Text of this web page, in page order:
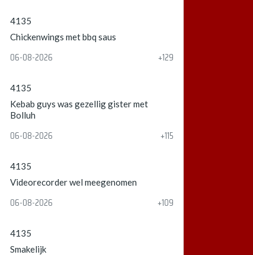
4135
Chickenwings met bbq saus
06-08-2026 +129
4135
Kebab guys was gezellig gister met
Bolluh
06-08-2026 +115
4135
Videorecorder wel meegenomen
06-08-2026 +109
4135
Smakelijk